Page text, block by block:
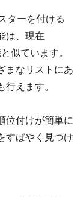
ターを付ける
は、現在
似ています。
まなリストにあ
えます。
位付けが簡単に
すばやく見つけ